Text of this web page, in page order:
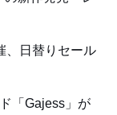
、日替りセール
「Gajess」が